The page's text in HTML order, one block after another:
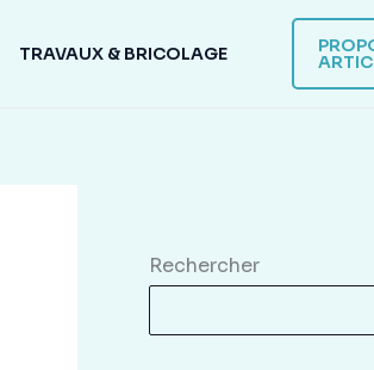
TRAVAUX & BRICOLAGE
Rechercher